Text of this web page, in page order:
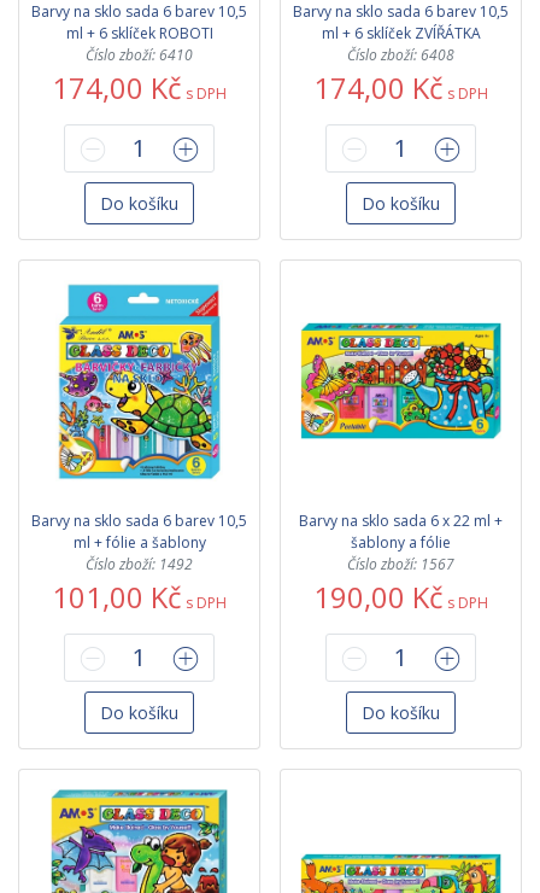
Barvy na sklo sada 6 barev 10,5
ml + 6 sklíček ROBOTI
Číslo zboží: 6410
174,00 Kč s DPH
Do košíku
Barvy na sklo sada 6 barev 10,5
ml + 6 sklíček ZVÍŘÁTKA
Číslo zboží: 6408
174,00 Kč s DPH
Do košíku
Barvy na sklo sada 6 barev 10,5
ml + fólie a šablony
Číslo zboží: 1492
101,00 Kč s DPH
Do košíku
Barvy na sklo sada 6 x 22 ml +
šablony a fólie
Číslo zboží: 1567
190,00 Kč s DPH
Do košíku